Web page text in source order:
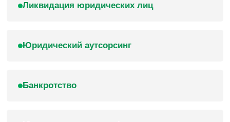
Ликвидация юридических лиц
Юридический аутсорсинг
Банкротство